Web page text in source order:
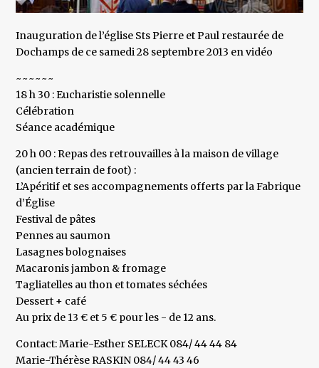
Inauguration de l’église Sts Pierre et Paul restaurée de
Dochamps de ce samedi 28 septembre 2013 en vidéo
~~~~~~
18 h 30 : Eucharistie solennelle
Célébration
Séance académique
20 h 00 : Repas des retrouvailles à la maison de village
(ancien terrain de foot) :
L’Apéritif et ses accompagnements offerts par la Fabrique
d’Église
Festival de pâtes
Pennes au saumon
Lasagnes bolognaises
Macaronis jambon & fromage
Tagliatelles au thon et tomates séchées
Dessert + café
Au prix de 13 € et 5 € pour les - de 12 ans.
Contact: Marie-Esther SELECK 084/ 44 44 84
Marie-Thérèse RASKIN 084/ 44 43 46